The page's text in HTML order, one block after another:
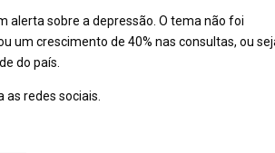
alerta sobre a depressão. O tema não foi
um crescimento de 40% nas consultas, ou
do país.
as redes sociais.